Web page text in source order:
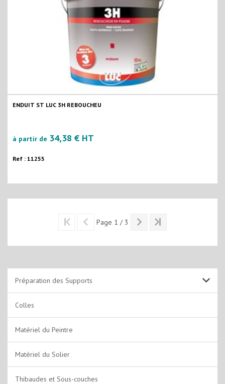
ENDUIT ST LUC 3H REBOUCHEU
à partir de 34,38 € HT
Ref : 11255
Page 1 / 3
Préparation des Supports
Support Sols
Support Murs et Plafonds
Colles
Matériel du Peintre
Matériel du Solier
Thibaudes et Sous-couches